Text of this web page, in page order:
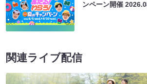
ンペーン開催
関連ライブ配信